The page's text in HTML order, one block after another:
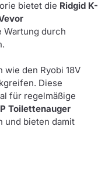
bietet die Ridgid K-
Wartung durch
den Ryobi 18V
Diese
für regelmäßige
Toilettenauger
und bieten damit